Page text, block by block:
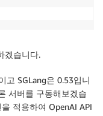
겠습니다.
고 SGLang은 0.53입니
서버를 구동해보겠습
적용하여 OpenAI API